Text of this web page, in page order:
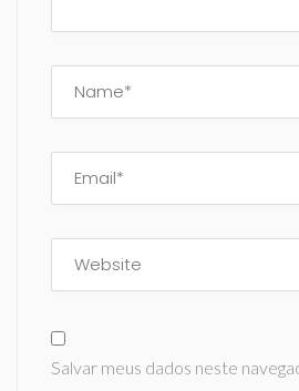
Salvar meus dados neste